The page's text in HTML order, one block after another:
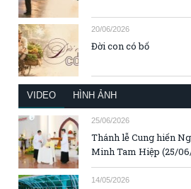
20/06/2026
Đời con có bố
VIDEO HÌNH ẢNH
25/06/2026
Thánh lễ Cung hiến
Minh Tam Hiệp (25/
14/05/2026